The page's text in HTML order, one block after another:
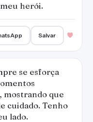
herói.
Salvar
se esforça
mostrando que
cuidado. Tenho
lado.